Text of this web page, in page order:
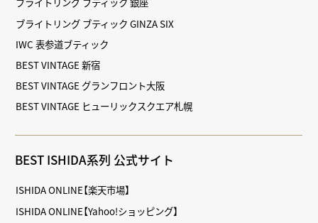
ブライトリング ブティック GINZA SIX
IWC 表参道ブティック
BEST VINTAGE 新宿
BEST VINTAGE グランフロント大阪
BEST VINTAGE ヒューリックスクエア札幌
BEST ISHIDA系列 公式サイト
ISHIDA ONLINE【楽天市場】
ISHIDA ONLINE【Yahoo!ショッピング】